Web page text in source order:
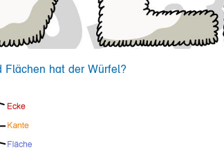
Flächen hat der Würfel?